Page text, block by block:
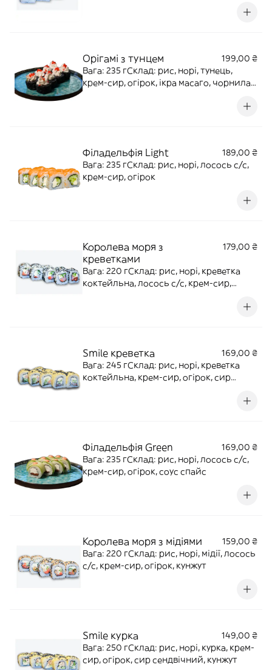
Орігамі з тунцем
199,00 ₴
Вага: 235 гСклад: рис, норі, тунець,
крем-сир, огірок, ікра масаго, чорнила
Філадельфія Light
189,00 ₴
Вага: 235 гСклад: рис, норі, лосось с/с,
крем-сир, огірок
Королева моря з
креветками
179,00 ₴
Вага: 220 гСклад: рис, норі, креветка
коктейльна, лосось с/с, крем-сир,
Smile креветка
169,00 ₴
Вага: 245 гСклад: рис, норі, креветка
коктейльна, крем-сир, огірок, сир
Філадельфія Green
169,00 ₴
Вага: 235 гСклад: рис, норі, лосось с/с,
крем-сир, огірок, соус спайс
Королева моря з мідіями
159,00 ₴
Вага: 220 гСклад: рис, норі, мідії, лосось
с/с, крем-сир, огірок, кунжут
Smile курка
149,00 ₴
Вага: 250 гСклад: рис, норі, курка, крем-
сир, огірок, сир сендвічний, кунжут